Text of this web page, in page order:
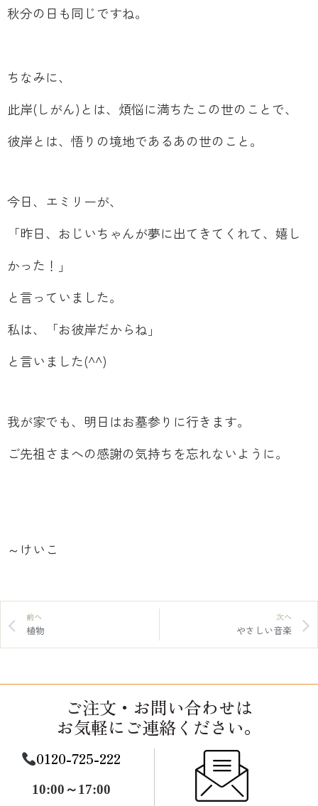
秋分の日も同じですね。
ちなみに、
此岸(しがん)とは、煩悩に満ちたこの世のことで、
彼岸とは、悟りの境地であるあの世のこと。
今日、エミリーが、
「昨日、おじいちゃんが夢に出てきてくれて、嬉し
かった！」
と言っていました。
私は、「お彼岸だからね」
と言いました(^^)
我が家でも、明日はお墓参りに行きます。
ご先祖さまへの感謝の気持ちを忘れないように。
～けいこ
前へ
植物
次へ
やさしい音楽
ご注文・お問い合わせは
お気軽にご連絡ください。
0120-725-222
10:00～17:00